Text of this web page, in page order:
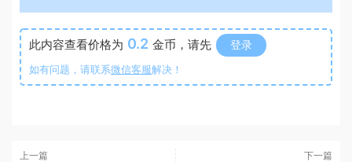
此内容查看价格为 0.2 金币，请先 登录
如有问题，请联系微信客服解决！
上一篇 下一篇